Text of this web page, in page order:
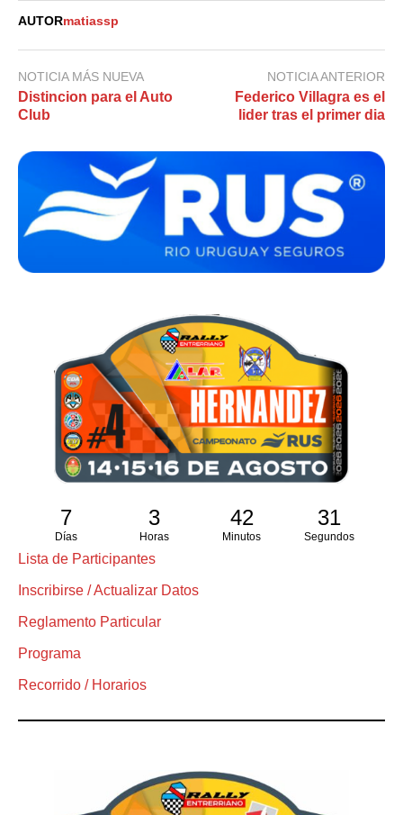
AUTORmatiassp
NOTICIA MÁS NUEVA
Distincion para el Auto
Club
NOTICIA ANTERIOR
Federico Villagra es el
lider tras el primer dia
7
Días
3
Horas
42
Minutos
30
Segundos
Lista de Participantes
Inscribirse / Actualizar Datos
Reglamento Particular
Programa
Recorrido / Horarios